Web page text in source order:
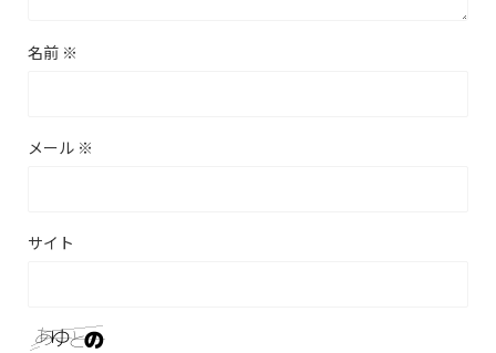
名前 ※
メール ※
サイト